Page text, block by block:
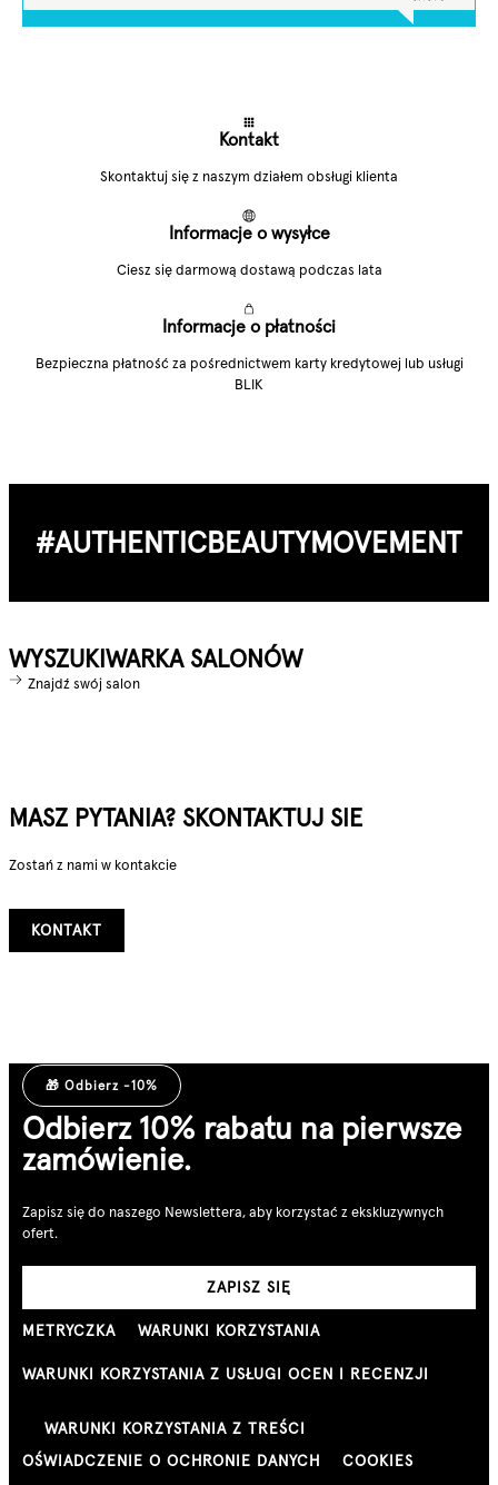
Informacje o płatności
Bezpieczna płatność za pośrednictwem karty kredytowej lub usługi
BLIK
Informacje o wysyłce
Ciesz się darmową dostawą podczas lata
Kontakt
Skontaktuj się z naszym działem obsługi klienta
#AUTHENTIC­BEAUTY­MOVEMENT
WYSZUKIWARKA SALONÓW
Znajdź swój salon
MASZ PYTANIA? SKONTAKTUJ SIE
Zostań z nami w kontakcie
KONTAKT
🎁 Odbierz -10%
Odbierz 10% rabatu na pierwsze
zamówienie.
Zapisz się do naszego Newslettera, aby korzystać z ekskluzywnych
ofert.
ZAPISZ SIĘ
METRYCZKA WARUNKI KORZYSTANIA
WARUNKI KORZYSTANIA Z USŁUGI OCEN I RECENZJI
WARUNKI KORZYSTANIA Z TREŚCI
OŚWIADCZENIE O OCHRONIE DANYCH
COOKIES